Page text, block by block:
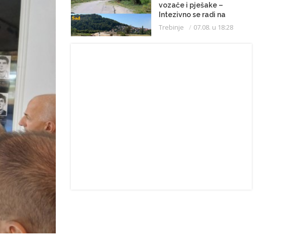
vozače i pješake –
Intezivno se radi na
proširenju saobraćajnice
Trebinje 07.08. u 18:28